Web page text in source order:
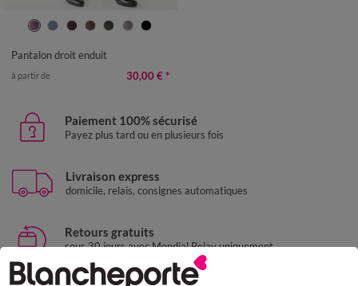
36 38 40 42 44 46
48
Pantalon droit enduit
à partir de 30,00 € *
Paiement 100% sécurisé
Payez plus tard ou en plusieurs fois
Livraison express
domicile, relais, consignes automatiques
Retours gratuits
sous 30 jours avec Mondial Relay uniquement
Service clients